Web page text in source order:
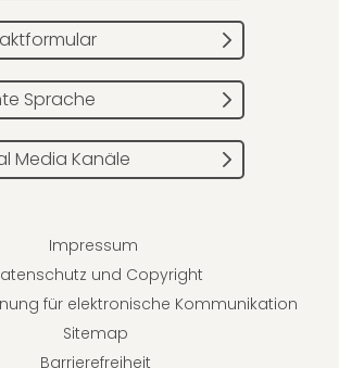
Sprache
Media Kanäle
Impressum
und Copyright
für elektronische Kommunikation
Sitemap
Barrierefreiheit